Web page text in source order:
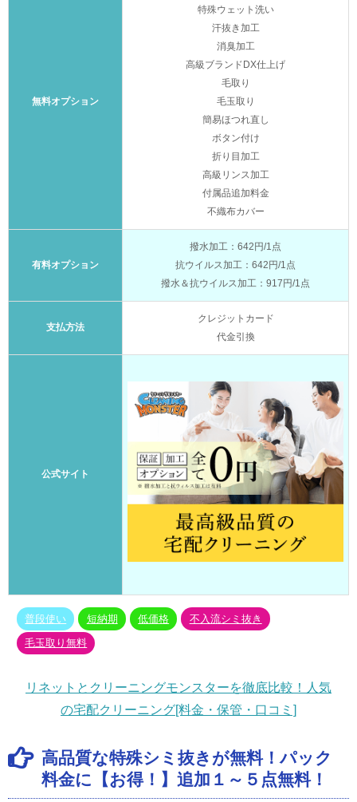
無料オプション
特殊ウェット洗い
汗抜き加工
消臭加工
高級ブランドDX仕上げ
毛取り
毛玉取り
簡易ほつれ直し
ボタン付け
折り目加工
高級リンス加工
付属品追加料金
不織布カバー
有料オプション
撥水加工：642円/1点
抗ウイルス加工：642円/1点
撥水＆抗ウイルス加工：917円/1点
支払方法
クレジットカード
代金引換
公式サイト
普段使い 短納期 低価格 不入流シミ抜き
毛玉取り無料
リネットとクリーニングモンスターを徹底比較！人気
の宅配クリーニング[料金・保管・口コミ]
高品質な特殊シミ抜きが無料！パック
料金に【お得！】追加１～５点無料！